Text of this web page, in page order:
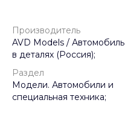
Производитель
AVD Models / Автомобиль
в деталях (Россия);
Раздел
Модели. Автомобили и
специальная техника;